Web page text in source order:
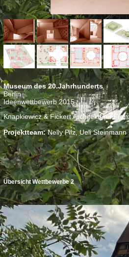
Museum des 20.Jahrhunderts
Berlin
Ideenwettbewerb 2015
Knapkiewicz & Fickert Architekten /
Projektteam:Nelly Pilz, Ueli Steinmann
Übersicht Wettbewerbe 2